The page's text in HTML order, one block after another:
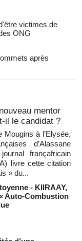
ONG
: Le Président
Braun-Pivet se dit
nouveau pavillon
forces israéliennes
sénégalaise
moins de trois
mentor
il le candidat ?
Mougins à l’Elysée,
d’Alassane
françafricain
livre cette citation
» du...
- KIIRAAY,
Auto-Combustion